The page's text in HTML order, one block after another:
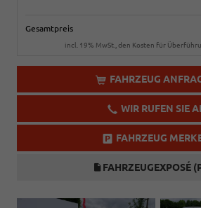
Gesamtpreis
incl. 19% MwSt., den Kosten für
FAHRZEUG
WIR RUFEN SIE
FAHRZEUG
FAHRZEUGEXPOSÉ